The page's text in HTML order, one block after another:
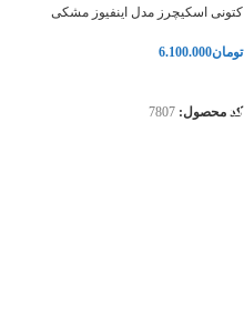
کتونی اسکیچرز مدل اینفیوز مشکی
تومان6.100.000
کد محصول: 7807